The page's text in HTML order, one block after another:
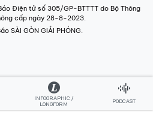
Điện tử số 305/GP-BTTTT do Bộ Thông
cấp ngày 28-8-2023.
SÀI GÒN GIẢI PHÓNG.
INFOGRAPHIC /
LONGFORM
PODCAST